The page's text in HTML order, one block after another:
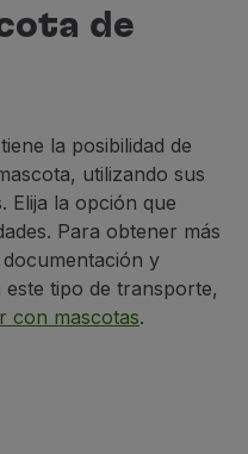
ya
de
la posibilidad de
utilizando sus
Elija la opción que
Para obtener más
y
tipo de transporte,
con mascotas.